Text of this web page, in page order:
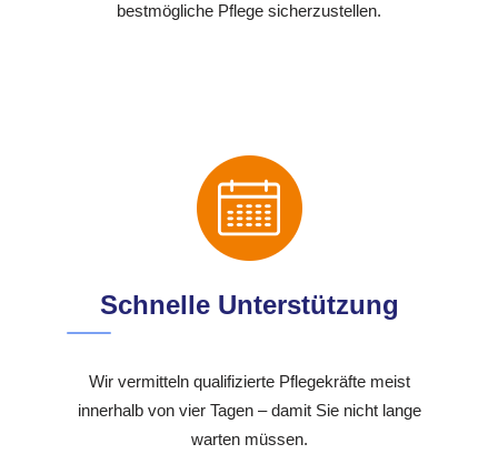
bestmögliche Pflege sicherzustellen.
Schnelle Unterstützung
Wir vermitteln qualifizierte Pflegekräfte meist
innerhalb von vier Tagen – damit Sie nicht lange
warten müssen.